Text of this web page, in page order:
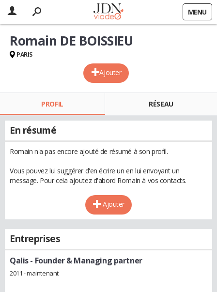
MENU
Ajouter
Romain DE BOISSIEU
PARIS
PROFIL RÉSEAU
En résumé
Romain n'a pas encore ajouté de résumé à son profil.
Vous pouvez lui suggérer d'en écrire un en lui envoyant un
message. Pour cela ajoutez d'abord Romain à vos contacts.
Ajouter
Entreprises
Qalis- Founder & Managing partner
2011 - maintenant